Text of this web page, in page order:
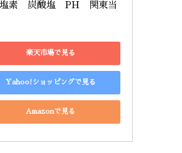
素　炭酸塩　PH　関東当
楽天市場で見る
Yahoo!ショッピングで見る
Amazonで見る